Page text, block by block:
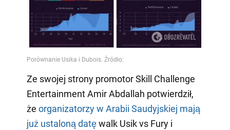
Ze swojej strony promotor Skill Challenge
Entertainment Amir Abdallah potwierdził,
że organizatorzy w Arabii Saudyjskiej mają
już ustaloną datęwalk Usik vs Fury i